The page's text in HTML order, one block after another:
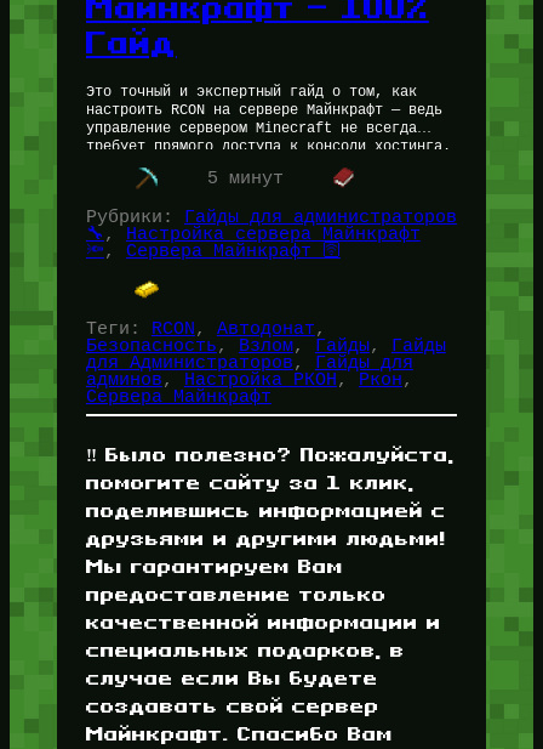
Майнкрафт — 100%
Гайд
Это точный и экспертный гайд о том, как
настроить RCON на сервере Майнкрафт — ведь
управление сервером Minecraft не всегда
требует прямого доступа к консоли хостинга.
Если вам нужно выдавать…
5 минут
Рубрики:
Гайды для администраторов
🔧 ,
Настройка сервера Майнкрафт
🔦, Сервера Майнкрафт 🛜
Теги: RCON , Автодонат
Безопасность, Взлом, Гайды,
Гайды
для Администраторов,
Гайды для
админов, Настройка РКОН , Ркон
Сервера Майнкрафт
‼️ Было полезно? Пожалуйста,
помогите сайту за 1 клик,
поделившись информацией с
друзьями и другими людьми!
Мы гарантируем Вам
предоставление только
качественной информации и
специальных подарков, в
случае если Вы будете
создавать свой сервер
Майнкрафт. Спасибо Вам